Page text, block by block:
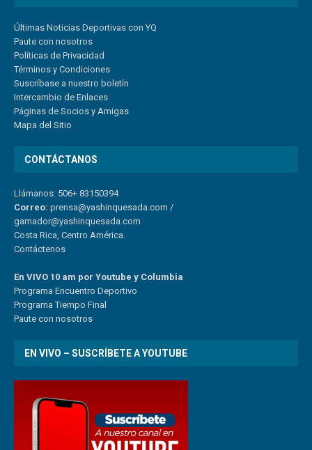
Últimas Noticias Deportivas con YQ
Paute con nosotros
Políticas de Privacidad
Términos y Condiciones
Suscríbase a nuestro boletín
Intercambio de Enlaces
Páginas de Socios y Amigas
Mapa del Sitio
CONTÁCTANOS
Llámanos: 506+ 83150394
Correo: prensa@yashinquesada.com /
gamador@yashinquesada.com
Costa Rica, Centro América.
Contáctenos
En VIVO 10 am por Youtube y Columbia
Programa Encuentro Deportivo
Programa Tiempo Final
Paute con nosotros
EN VIVO – SUSCRÍBETE A YOUTUBE